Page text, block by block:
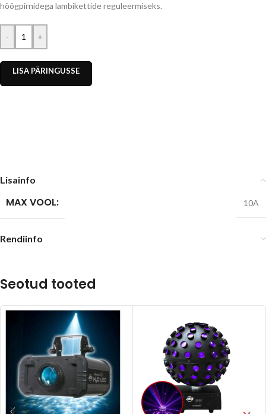
hõõgpirnidega lambikettide reguleermiseks.
- +
LISA PÄRINGUSSE
Lisainfo
MAX VOOL: 10A
Rendiinfo
Seotud tooted